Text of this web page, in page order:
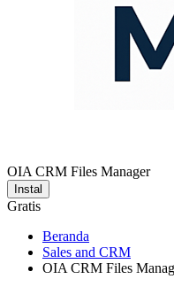
OIA CRM Files Manager
Instal
Gratis
Beranda
Sales and CRM
OIA CRM Files